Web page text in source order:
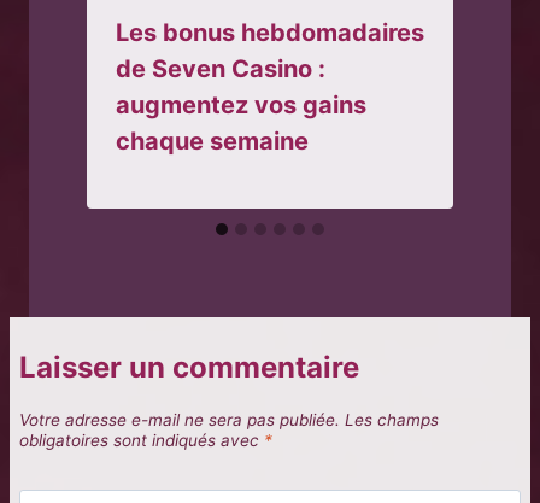
Les bonus hebdomadaires
de Seven Casino :
augmentez vos gains
chaque semaine
Laisser un commentaire
Votre adresse e-mail ne sera pas publiée. Les champs
obligatoires sont indiqués avec *